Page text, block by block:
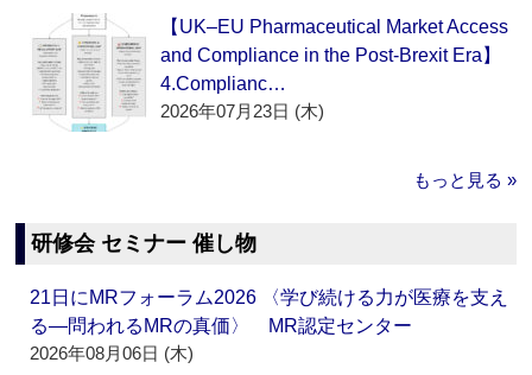
【UK–EU Pharmaceutical Market Access
and Compliance in the Post-Brexit Era】
4.Complianc…
2026年07月23日 (木)
もっと見る »
研修会 セミナー 催し物
21日にMRフォーラム2026 〈学び続ける力が医療を支え
る―問われるMRの真価〉 MR認定センター
2026年08月06日 (木)